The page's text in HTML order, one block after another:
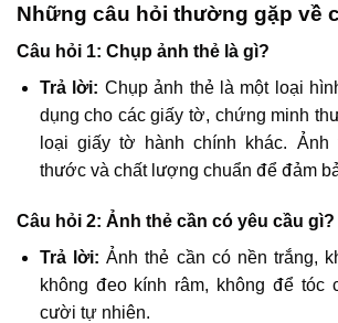
Những câu hỏi thường gặp về
Câu hỏi 1: Chụp ảnh thẻ là gì?
Trả lời: Chụp ảnh thẻ là một loại
dụng cho các giấy tờ, chứng minh
loại giấy tờ hành chính khác. Ảnh
thước và chất lượng chuẩn để đảm
Câu hỏi 2: Ảnh thẻ cần có yêu cầu gì?
Trả lời: Ảnh thẻ cần có nền trắng,
không đeo kính râm, không để tóc
cười tự nhiên.